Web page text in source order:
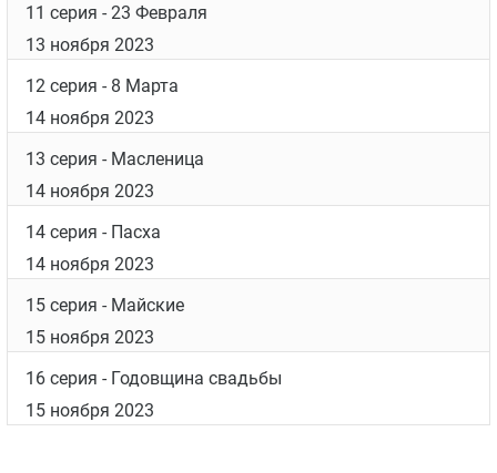
11 серия - 23 Февраля
13 ноября 2023
12 серия - 8 Марта
14 ноября 2023
13 серия - Масленица
14 ноября 2023
14 серия - Пасха
14 ноября 2023
15 серия - Майские
15 ноября 2023
16 серия - Годовщина свадьбы
15 ноября 2023